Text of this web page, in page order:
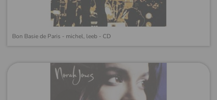
Bon Basie de Paris - michel, leeb - CD